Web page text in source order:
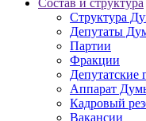
Структура
Депутаты
Партии
Фракции
Депутатские
Аппарат
Кадровый
Вакансии